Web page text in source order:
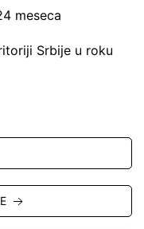
meseca
Srbije u roku